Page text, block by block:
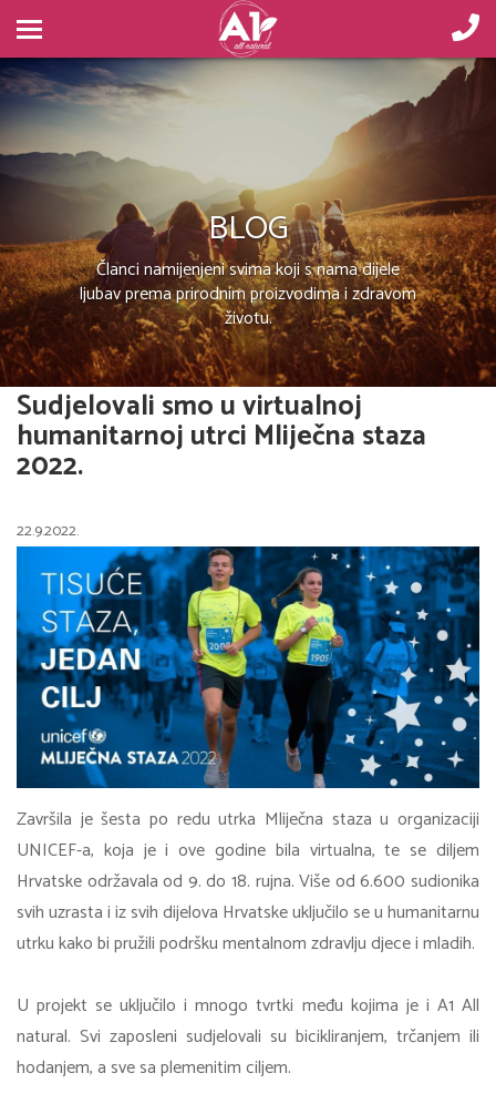
BLOG
Članci namijenjeni svima koji s nama dijele
ljubav prema prirodnim proizvodima i zdravom
životu.
Sudjelovali smo u virtualnoj
humanitarnoj utrci Mliječna staza
2022.
22.9.2022.
Završila je šesta po redu utrka Mliječna staza u organizaciji
UNICEF-a, koja je i ove godine bila virtualna, te se diljem
Hrvatske održavala od 9. do 18. rujna. Više od 6.600 sudionika
svih uzrasta i iz svih dijelova Hrvatske uključilo se u humanitarnu
utrku kako bi pružili podršku mentalnom zdravlju djece i mladih.
U projekt se uključilo i mnogo tvrtki među kojima je i A1 All
natural. Svi zaposleni sudjelovali su bicikliranjem, trčanjem ili
hodanjem, a sve sa plemenitim ciljem.